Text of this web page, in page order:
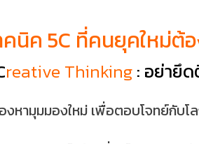
นิค 5C ที่คนยุคใหม่ต้
reative Thinking: อย่ายึ
งหามุมมองใหม่ เพื่อตอบโจทย์กับโ